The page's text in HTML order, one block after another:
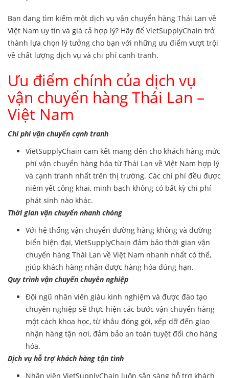
Bạn đang tìm kiếm một dịch vụ vận chuyển hàng Thái Lan về
Việt Nam uy tín và giá cả hợp lý? Hãy để VietSupplyChain trở
thành lựa chọn lý tưởng cho bạn với những ưu điểm vượt trội
về chất lượng dịch vụ và chi phí cạnh tranh.
Ưu điểm chính của dịch vụ
vận chuyển hàng Thái Lan –
Việt Nam
Chi phí vận chuyển cạnh tranh
VietSupplyChain cam kết mang đến cho khách hàng mức
phí vận chuyển hàng hóa từ Thái Lan về Việt Nam hợp lý
và cạnh tranh nhất trên thị trường. Các chi phí đều được
niêm yết công khai, minh bạch không có bất kỳ chi phí
phát sinh nào khác.
Thời gian vận chuyển nhanh chóng
Với hệ thống vận chuyển đường hàng không và đường
biển hiện đại, VietSupplyChain đảm bảo thời gian vận
chuyển hàng Thái Lan về Việt Nam nhanh nhất có thể,
giúp khách hàng nhận được hàng hóa đúng hạn.
Quy trình vận chuyển chuyên nghiệp
Đội ngũ nhân viên giàu kinh nghiệm và được đào tạo
chuyên nghiệp sẽ thực hiện các bước vận chuyển hàng
một cách khoa học, từ khâu đóng gói, xếp dỡ đến giao
nhận hàng tận nơi, đảm bảo an toàn tuyệt đối cho hàng
hóa.
Dịch vụ hỗ trợ khách hàng tận tình
Nhân viên VietSupplyChain luôn sẵn sàng hỗ trợ khách